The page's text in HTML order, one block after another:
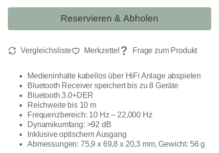
Medieninhalte kabellos über HiFi Anlage abspielen
Bluetooth Receiver speichert bis zu 8 Geräte
Bluetooth 3.0+DER
Reichweite bis 10 m
Frequenzbereich: 10 Hz – 22,000 Hz
Dynamikumfang: >92 dB
Inklusive optischem Ausgang
Abmessungen: 75,9 x 69,8 x 20,3 mm, Gewicht: 56 g
Reservieren & Abholen